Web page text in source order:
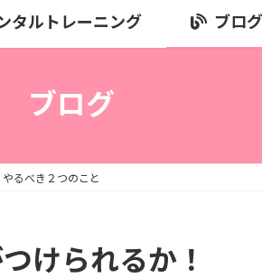
タルトレーニング ブログ
ブログ
るべき２つのこと
つけられるか！